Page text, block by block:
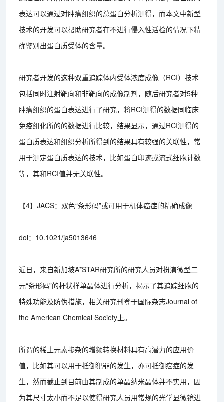
表达可以通过对肿瘤组织的总蛋白分析测得，而本文中新型
技术的开发可以帮助研究者在不进行侵入性活检的情况下精
确鉴别出蛋白质受体的含量。
研究者开发的这种双重追踪体内受体浓度成像（RCI）技术
包括同时注射靶向和非靶向的成像制剂，随后研究者对5种
肿瘤组织的蛋白表达进行了研究，将RCI测得的数据同临床
免疫组化所的的数据进行比较，结果显示，通过RCI测得的
蛋白质表达和组织分析所得到的结果具有较强的关联性，常
用于测定蛋白质表达的技术，比如蛋白印迹或流式细胞计数
等，其和RCI值并无关联性。
【4】JACS：双色“条形码”或可用于机体癌症的精确成像
doi：10.1021/ja5013646
近日，来自新加坡A*STAR研究所的研究人员对扮演微型二
元“条形码”的杆状样单晶体进行分析，揭示了其追踪细胞的
特殊功能及防伪措施，相关研究刊登于国际杂志Journal of
the American Chemical Society上。
所谓的稀土元素掺杂的增频转换材料具有高潜力的应用价
值，比如其可以用于抵御犯罪的发生，亦可抵御癌症的发
生，然而截止到目前由其制成的单晶纳米晶体并不实用，因
为其尺寸太小而不足以使得研究人员用常规的光学显微镜进